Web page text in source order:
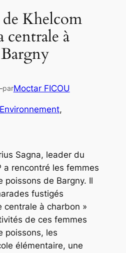
de Khelcom
centrale à
parMoctar FICOU
Environnement
Sagna, leader du
a rencontré les femmes
poissons de Bargny. Il
fustigés
centrale à charbon »
de ces femmes
poissons, les
élémentaire, une